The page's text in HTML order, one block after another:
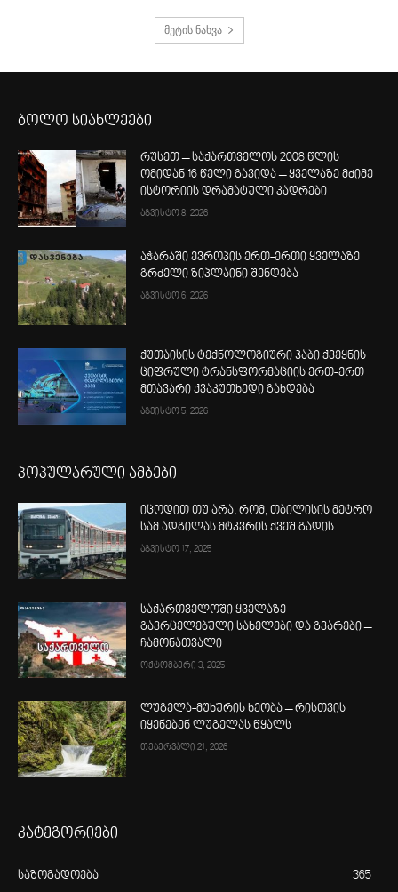
მეტის ნახვა
ბოლო სიახლეები
რუსეთ – საქართველოს 2008 წლის
ომიდან 16 წელი გავიდა – ყველაზე მძიმე
ისტორიის დრამატული კადრები
აგვისტო 8, 2026
აჭარაში ევროპის ერთ-ერთი ყველაზე
გრძელი ზიპლაინი შენდება
აგვისტო 6, 2026
ქუთაისის ტექნოლოგიური ჰაბი ქვეყნის
ციფრული ტრანსფორმაციის ერთ-ერთ
მთავარი ქვაკუთხედი გახდება
აგვისტო 5, 2026
პოპულარული ამბები
იცოდით თუ არა, რომ, თბილისის მეტრო
სამ ადგილას მტკვრის ქვეშ გადის…
აგვისტო 17, 2025
საქართველოში ყველაზე
გავრცელებული სახელები და გვარები –
ჩამონათვალი
ოქტომბერი 3, 2025
ლუგელა-მუხურის ხეობა – რისთვის
იყენებენ ლუგელას წყალს
თებერვალი 21, 2026
კატეგორიები
საზოგადოება 365